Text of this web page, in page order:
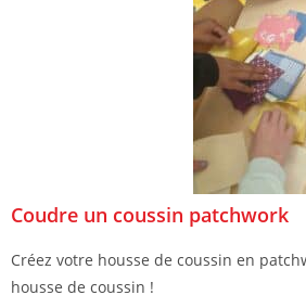
Coudre un coussin patchwork
Créez votre housse de coussin en
housse de coussin !